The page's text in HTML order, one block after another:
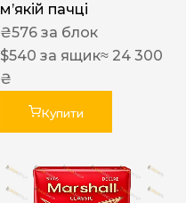
м’якій пачці
₴576 за блок
$540 за ящик≈ 24 300
₴
Купити